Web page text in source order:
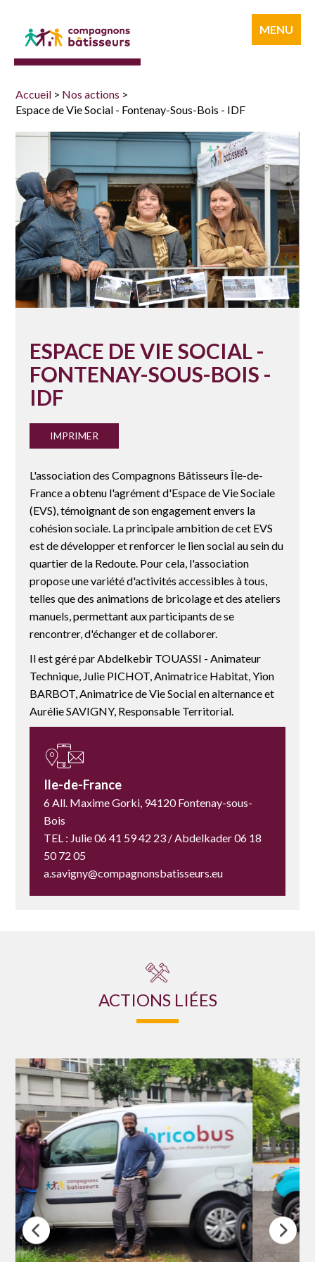
MENU
bâtisseurs
Accueil > Nos actions >
Espace de Vie Social - Fontenay-Sous-Bois - IDF
ESPACE DE VIE SOCIAL -
FONTENAY-SOUS-BOIS -
IDF
IMPRIMER
L'association des Compagnons Bâtisseurs Île-de-
France a obtenu l'agrément d'Espace de Vie Sociale
(EVS), témoignant de son engagement envers la
cohésion sociale. La principale ambition de cet EVS
est de développer et renforcer le lien social au sein du
quartier de la Redoute. Pour cela, l'association
propose une variété d'activités accessibles à tous,
telles que des animations de bricolage et des ateliers
manuels, permettant aux participants de se
rencontrer, d'échanger et de collaborer.
Il est géré par Abdelkebir TOUASSI - Animateur
Technique, Julie PICHOT, Animatrice Habitat, Yion
BARBOT, Animatrice de Vie Social en alternance et
Aurélie SAVIGNY, Responsable Territorial.
Ile-de-France
6 All. Maxime Gorki, 94120 Fontenay-sous-
Bois
TEL : Julie 06 41 59 42 23 / Abdelkader 06 18
50 72 05
a.savigny@compagnonsbatisseurs.eu
ACTIONS LIÉES